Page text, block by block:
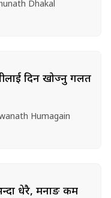
Dhakal
दिन खोज्नु गलत
Humagain
धेरै, मनाङ कम